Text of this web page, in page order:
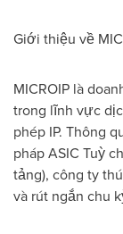
Giới thiệu về
MICROIP là
trong lĩnh vực
phép IP. Thông
pháp ASIC Tuỳ
tảng), công ty
và rút ngắn chu